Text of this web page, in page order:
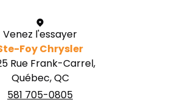
Venez l'essayer
Foy Chrysler
Rue Frank-Carrel,
Québec, QC
581 705-0805